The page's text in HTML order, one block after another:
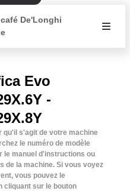
De'Longhi
Evo
-
qu'il s'agit de votre machine
le numéro de modèle
le manuel d'instructions ou
de la machine. Si vous voyez
vous pouvez le
cliquant sur le bouton